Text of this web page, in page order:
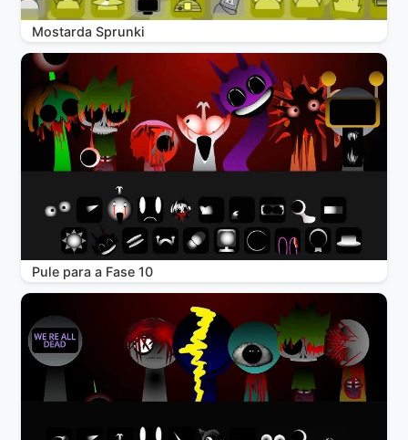
Mostarda Sprunki
Pule para a Fase 10